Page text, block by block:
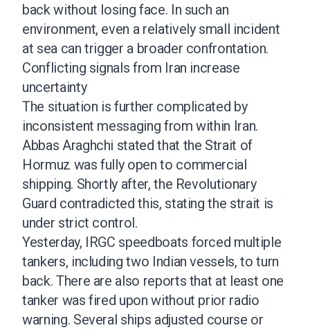
back without losing face. In such an
environment, even a relatively small incident
at sea can trigger a broader confrontation.
Conflicting signals from Iran increase
uncertainty
The situation is further complicated by
inconsistent messaging from within Iran.
Abbas Araghchi stated that the Strait of
Hormuz was fully open to commercial
shipping. Shortly after, the Revolutionary
Guard contradicted this, stating the strait is
under strict control.
Yesterday, IRGC speedboats forced multiple
tankers, including two Indian vessels, to turn
back. There are also reports that at least one
tanker was fired upon without prior radio
warning. Several ships adjusted course or